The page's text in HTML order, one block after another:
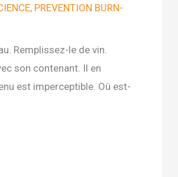
, PREVENTION BURN-
Remplissez-le de vin.
son contenant. Il en
est imperceptible. Où est-